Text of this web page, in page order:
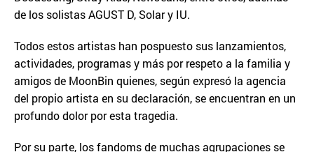
de los solistas AGUST D, Solar y IU.
Todos estos artistas han pospuesto sus lanzamientos,
actividades, programas y más por respeto a la familia y
amigos de MoonBin quienes, según expresó la agencia
del propio artista en su declaración, se encuentran en un
profundo dolor por esta tragedia.
Por su parte, los fandoms de muchas agrupaciones se